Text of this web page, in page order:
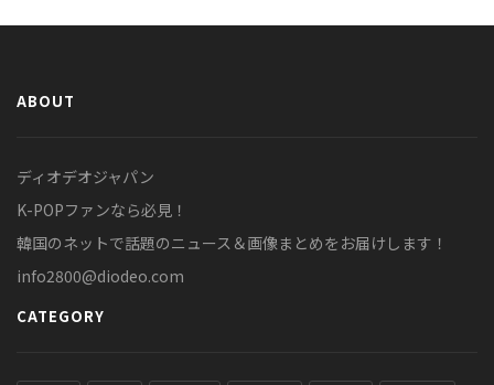
ABOUT
ディオデオジャパン
K-POPファンなら必見！
韓国のネットで話題のニュース＆画像まとめをお届けします！
info2800@diodeo.com
CATEGORY